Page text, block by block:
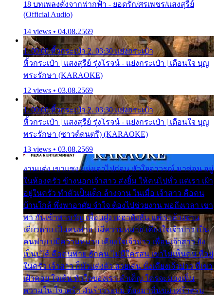
18 บทเพลงดังจากฟากฟ้า - ยอดรัก/ศรเพชร/แสงสุรีย์
(Official Audio)
14 views • 04.08.2569
1. 00:00 หิ้วกระเป๋า 2. 03:30 แย่งกระเป๋า
หิ้วกระเป๋า | แสงสุรีย์ รุ่งโรจน์ - แย่งกระเป๋า | เตือนใจ บุญ
พระรักษา (KARAOKE)
12 views • 03.08.2569
1. 00:00 หิ้วกระเป๋า 2. 03:30 แย่งกระเป๋า
หิ้วกระเป๋า | แสงสุรีย์ รุ่งโรจน์ - แย่งกระเป๋า | เตือนใจ บุญ
พระรักษา (ซาวด์ดนตรี) (KARAOKE)
13 views • 03.08.2569
งานแต่ง เขาแซง แย่งเอาไปก่อน หัวใจอาวรณ์ มาซ่อน อยู่
ในห้องครัว ข้างนอกเจ้าสาว ส่งยิ้ม ให้คนไปทั่ว แต่เรา เฝ้า
อยู่ในครัว ทำตัวเป็นเด็ก ล้างจาน ในเมื่อ เจ้าสาว คือคน
บ้านใกล้ พึ่งพาอาศัย จำใจ ต้องไปช่วยงาน พอถึงเวลา เขา
พา กันเข้าพาขวัญ เพื่อนฝูง เฮฮาดังลั่น แต่เราล้างจาน
เดียวดาย เป็นคนพ่าย บ่มีความหมาย เคียงใจเจ้าบ่าว เป็น
คนพ่าย บ่มีความหมาย เคียงใจเจ้าบ่าว เพื่อนเจ้าสาว ยัง
เป็นบ่ได้ คือคนพ่าย ฮักคน ไม่มีใครสน เขาไม่เห็นคน ที่อยู่
ในครัว เจ้าสาว ก็มัวแต่งตัว สวยเด่น นั่งเคียงเจ้าบ่าว ที่เขา
เฝ้าคอย ใจเต้น หัวใจของเรา ลำเค็ญ ใครจะมองเห็น
ความใน ใจ เศร้า มันร้าวระบม ต้องมาขื่นขม เศร้าตรม